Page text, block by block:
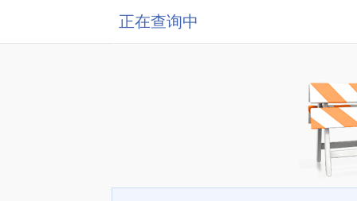
正在查询中